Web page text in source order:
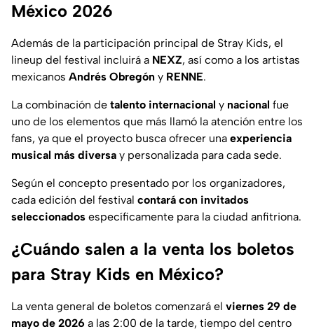
México 2026
Además de la participación principal de Stray Kids, el
lineup del festival incluirá a NEXZ, así como a los artistas
mexicanos Andrés Obregón y RENNE.
La combinación de talento internacional y nacional fue
uno de los elementos que más llamó la atención entre los
fans, ya que el proyecto busca ofrecer una experiencia
musical más diversa y personalizada para cada sede.
Según el concepto presentado por los organizadores,
cada edición del festival contará con invitados
seleccionados específicamente para la ciudad anfitriona.
¿Cuándo salen a la venta los boletos
para Stray Kids en México?
La venta general de boletos comenzará el viernes 29 de
mayo de 2026 a las 2:00 de la tarde, tiempo del centro